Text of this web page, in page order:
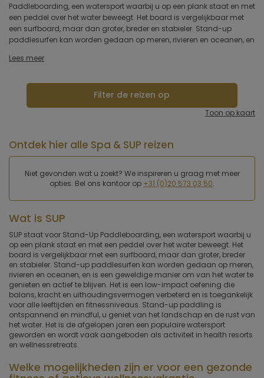
Paddleboarding, een watersport waarbij u op een plank staat en met
een peddel over het water beweegt. Het board is vergelijkbaar met
een surfboard, maar dan groter, breder en stabieler. Stand-up
paddlesurfen kan worden gedaan op meren, rivieren en oceanen, en
en fitnessniveaus. Stand-up paddling is ontspannend en mindful, u
geniet van het landschap en de rust van het water. Het is de
afgelopen jaren een populaire watersport geworden en wordt vaak
Lees meer
Filter de reizen op
Type hotel
Hotelfaciliteiten
Toepassen
Toon op kaart
Ontdek hier alle Spa & SUP reizen
Niet gevonden wat u zoekt? We inspireren u graag met meer
opties. Bel ons kantoor op +31 (0)20 573 03 50.
Wat is SUP
SUP staat voor Stand-Up Paddleboarding, een watersport waarbij u
op een plank staat en met een peddel over het water beweegt. Het
board is vergelijkbaar met een surfboard, maar dan groter, breder
en stabieler. Stand-up paddlesurfen kan worden gedaan op meren,
rivieren en oceanen, en is een geweldige manier om van het water te
genieten en actief te blijven. Het is een low-impact oefening die
balans, kracht en uithoudingsvermogen verbeterd en is toegankelijk
voor alle leeftijden en fitnessniveaus. Stand-up paddling is
ontspannend en mindful, u geniet van het landschap en de rust van
het water. Het is de afgelopen jaren een populaire watersport
geworden en wordt vaak aangeboden als activiteit in health resorts
en wellnessretreats.
Welke mogelijkheden zijn er voor een gezonde